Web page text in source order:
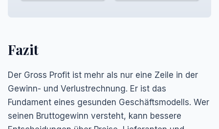
Fazit
Der Gross Profit ist mehr als nur eine Zeile in der
Gewinn- und Verlustrechnung. Er ist das
Fundament eines gesunden Geschäftsmodells. Wer
seinen Bruttogewinn versteht, kann bessere